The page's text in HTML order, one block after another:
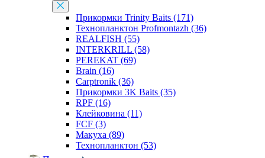
Прикормки Trinity Baits (171)
Технопланктон Profmontazh (36)
REALFISH (55)
INTERKRILL (58)
PEREKAT (69)
Brain (16)
Carptronik (36)
Прикормки 3K Baits (35)
RPF (16)
Клейковина (11)
FCF (3)
Макуха (89)
Технопланктон (53)